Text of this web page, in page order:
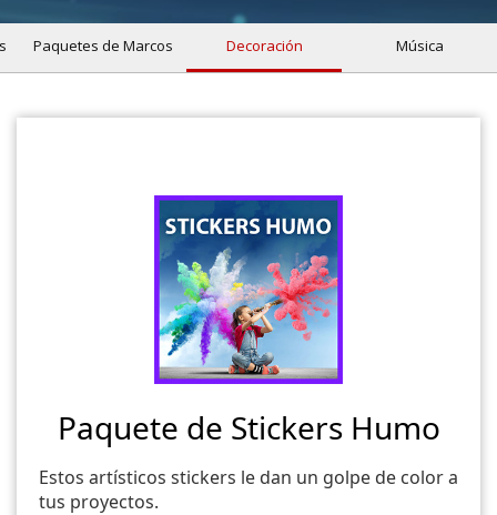
Paquetes de Marcos Decoración Música
Paquete de Stickers Humo
Estos artísticos stickers le dan un golpe de color a
tus proyectos.